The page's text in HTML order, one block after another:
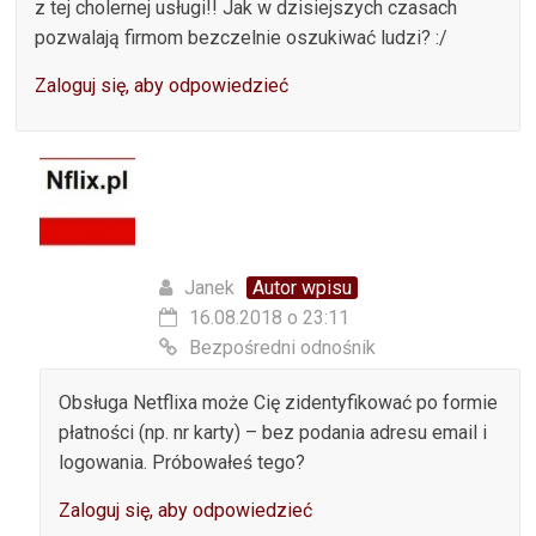
z tej cholernej usługi!! Jak w dzisiejszych czasach
pozwalają firmom bezczelnie oszukiwać ludzi? :/
Zaloguj się, aby odpowiedzieć
Janek
Autor wpisu
16.08.2018 o 23:11
Bezpośredni odnośnik
Obsługa Netflixa może Cię zidentyfikować po formie
płatności (np. nr karty) – bez podania adresu email i
logowania. Próbowałeś tego?
Zaloguj się, aby odpowiedzieć